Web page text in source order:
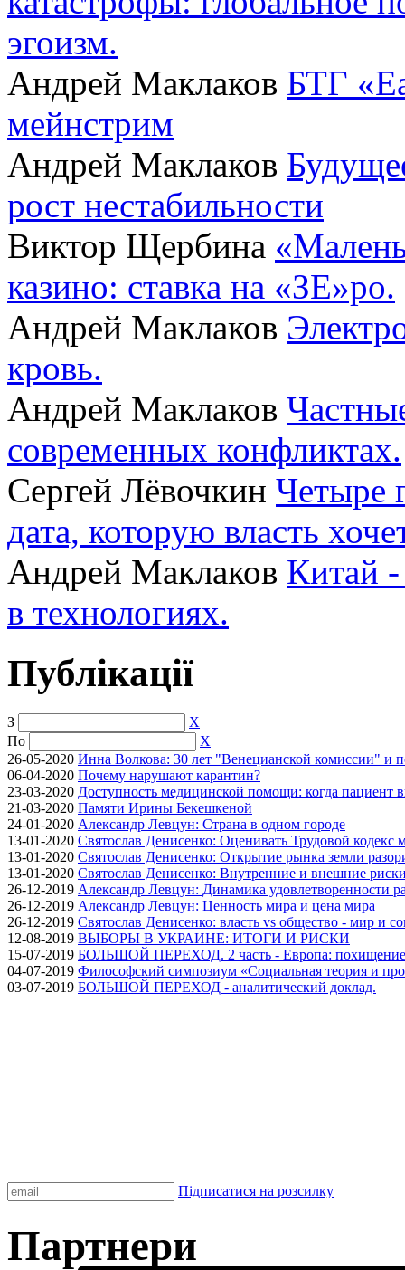
эгоизм.
Андрей Маклаков БТГ
мейнстрим
Андрей Маклаков
рост нестабильности
Виктор Щербина
казино: ставка на «ЗЕ»ро.
Андрей Маклаков
кровь.
Андрей Маклаков
современных конфликтах.
Сергей Лёвочкин Четыре
дата, которую власть
Андрей Маклаков Китай
в технологиях.
Публікації
З
X
По
X
26-05-2020 Инна Волкова: 30 лет "Венецианской комиссии" и
06-04-2020 Почему нарушают карантин?
23-03-2020 Доступность медицинской помощи: когда пациент
21-03-2020 Памяти Ирины Бекешкеной
24-01-2020 Александр Левцун: Страна в одном городе
13-01-2020 Святослав Денисенко: Оценивать Трудовой кодекс
13-01-2020 Святослав Денисенко: Открытие рынка земли
13-01-2020 Святослав Денисенко: Внутренние и внешние
26-12-2019 Александр Левцун: Динамика удовлетворенности
26-12-2019 Александр Левцун: Ценность мира и цена мира
26-12-2019 Святослав Денисенко: власть vs общество - мир и
12-08-2019 ВЫБОРЫ В УКРАИНЕ: ИТОГИ И РИСКИ
15-07-2019 БОЛЬШОЙ ПЕРЕХОД. 2 часть - Европа: похищение
04-07-2019 Философский симпозиум «Социальная теория и
03-07-2019 БОЛЬШОЙ ПЕРЕХОД - аналитический доклад.
Підписатися на розсилку
Партнери